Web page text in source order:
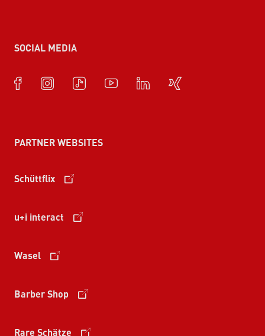
SOCIAL MEDIA
PARTNER WEBSITES
Schüttflix
u+i interact
Wasel
Barber Shop
Rare Schätze